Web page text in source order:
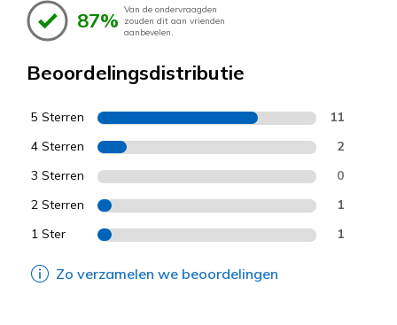
87% Van de ondervraagden
zouden dit aan vrienden
aanbevelen.
Beoordelingsdistributie
5 Sterren 11
4 Sterren 2
3 Sterren 0
2 Sterren 1
1 Ster 1
Zo verzamelen we beoordelingen